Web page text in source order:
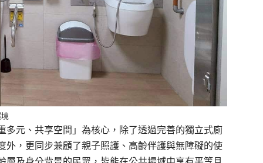
元、共享空間」為核心，除了透過完善的獨立式廁
，更同步兼顧了親子照護、高齡伴護與無障礙的使